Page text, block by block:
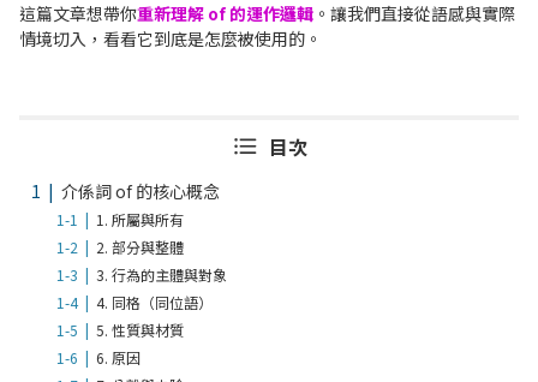
這篇文章想帶你重新理解 of 的運作邏輯 。讓我們直接從語感與實際
情境切入，看看它到底是怎麼被使用的。
目次
介係詞 of 的核心概念
1. 所屬與所有
2. 部分與整體
3. 行為的主體與對象
4. 同格（同位語）
5. 性質與材質
6. 原因